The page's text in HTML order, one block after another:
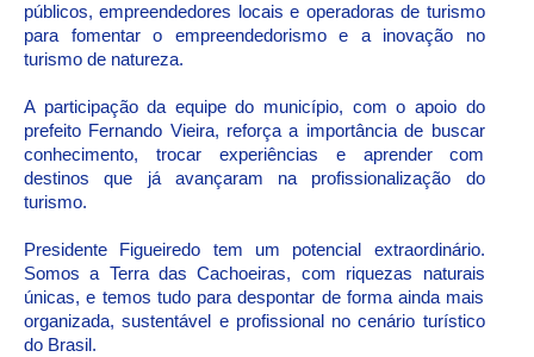
públicos, empreendedores locais e operadoras de turismo
para fomentar o empreendedorismo e a inovação no
turismo de natureza.
A participação da equipe do município, com o apoio do
prefeito Fernando Vieira, reforça a importância de buscar
conhecimento, trocar experiências e aprender com
destinos que já avançaram na profissionalização do
turismo.
Presidente Figueiredo tem um potencial extraordinário.
Somos a Terra das Cachoeiras, com riquezas naturais
únicas, e temos tudo para despontar de forma ainda mais
organizada, sustentável e profissional no cenário turístico
do Brasil.